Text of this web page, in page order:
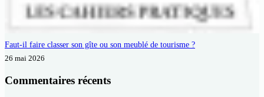
Faut-il faire classer son gîte ou son meublé de tourisme ?
26 mai 2026
Commentaires récents